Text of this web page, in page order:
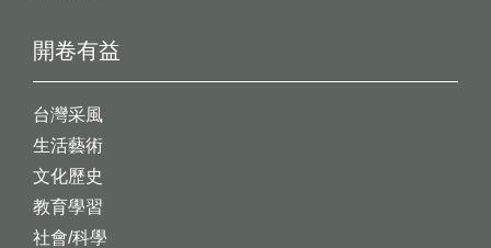
開卷有益
台灣采風
生活藝術
文化歷史
教育學習
社會/科學